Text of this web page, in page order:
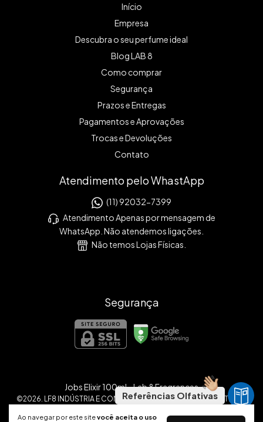
Ao navegar por este sitevocê aceita o uso
Início
Empresa
Descubra o seu perfume ideal
Blog LAB 8
Como comprar
Segurança
Prazos e Entregas
Pagamentos e Aprovações
Trocas e Devoluções
Contato
Atendimento pelo WhastApp
(11) 92032-7399
Atendimento Apenas por mensagem de
WhatsApp. Não atendemos ligações.
Não temos Lojas Físicas.
Segurança
Jobs Elixir 100ml- Lab 8 Fragrances
©2026. LF8 INDÚSTRIA E COMÉRCIO DE PERFUMES E COSMÉTICOS
Referências Olfativas